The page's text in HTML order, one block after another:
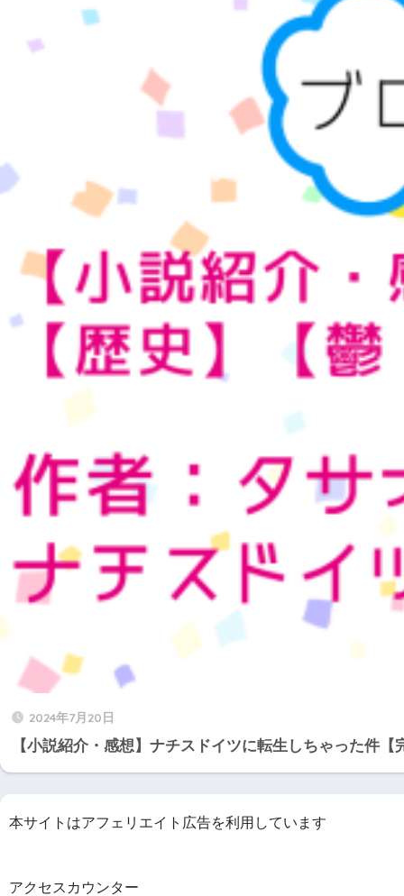
2024年7月20日
【小説紹介・感想】ナチスドイツに転生しちゃった件
本サイトはアフェリエイト広告を利用しています
アクセスカウンター